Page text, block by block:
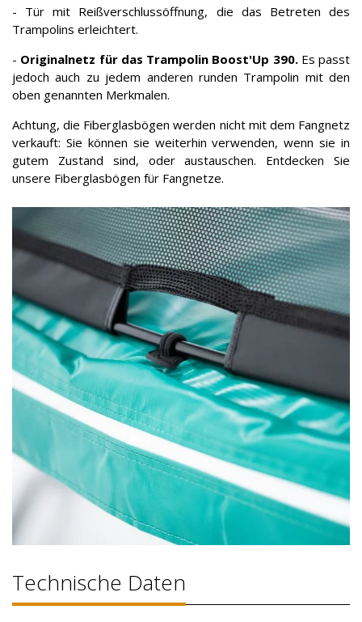
- Tür mit Reißverschlussöffnung, die das Betreten des
Trampolins erleichtert.
- Originalnetz für das Trampolin Boost'Up 390.Es passt
jedoch auch zu jedem anderen runden Trampolin mit den
oben genannten Merkmalen.
Achtung, die Fiberglasbögen werden nicht mit dem Fangnetz
verkauft: Sie können sie weiterhin verwenden, wenn sie in
gutem Zustand sind, oder austauschen. Entdecken Sie
unsere Fiberglasbögen für Fangnetze.
Technische Daten